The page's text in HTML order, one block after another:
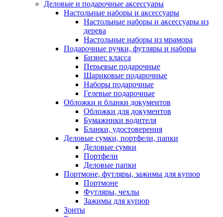
Деловые и подарочные аксессуары
Настольные наборы и аксессуары
Настольные наборы и аксессуары из
дерева
Настольные наборы из мрамора
Подарочные ручки, футляры и наборы
Бизнес класса
Перьевые подарочные
Шариковые подарочные
Наборы подарочные
Гелевые подарочные
Обложки и бланки документов
Обложки для документов
Бумажники водителя
Бланки, удостоверения
Деловые сумки, портфели, папки
Деловые сумки
Портфели
Деловые папки
Портмоне, футляры, зажимы для купюр
Портмоне
Футляры, чехлы
Зажимы для купюр
Зонты